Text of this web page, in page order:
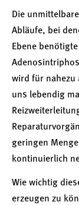
Die
Abläufe, bei
Ebene
wird für nahezu
uns lebendig
geringen
kontinuierlich
Wie wichtig
erzeugen zu